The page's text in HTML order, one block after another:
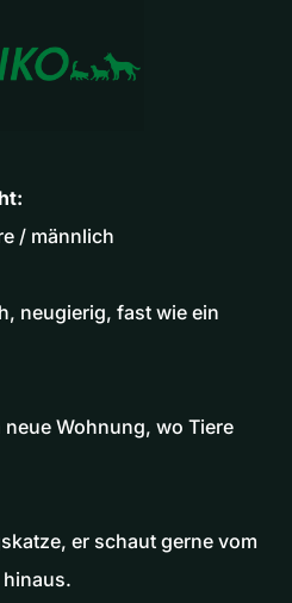
/ männlich
neugierig, fast wie ein
Wohnung, wo Tiere
er schaut gerne vom
hinaus.